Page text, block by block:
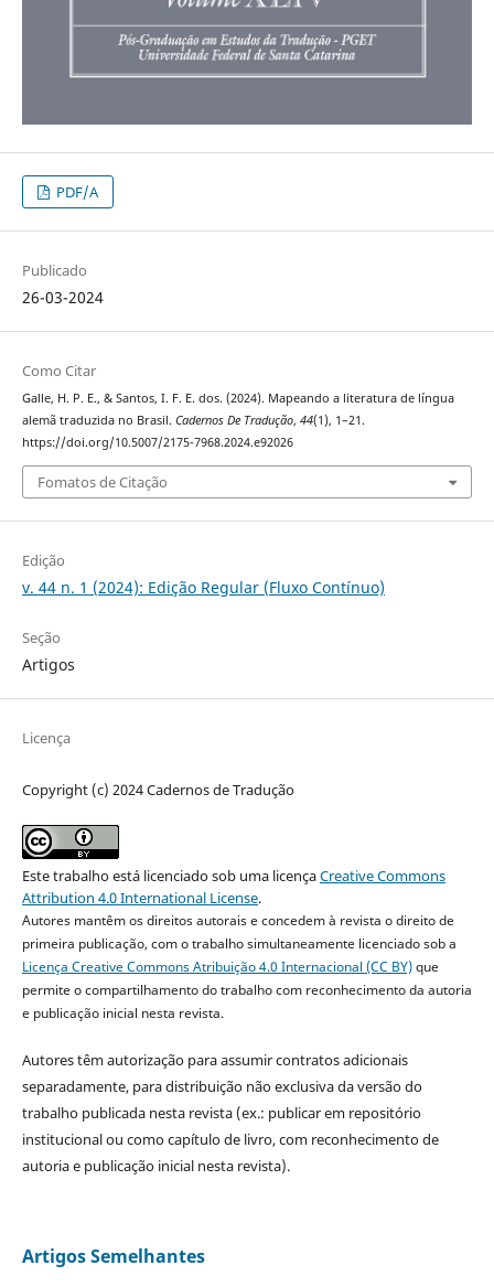
PDF/A
Publicado
26-03-2024
Como Citar
Galle, H. P. E., & Santos, I. F. E. dos. (2024). Mapeando a literatura de língua
alemã traduzida no Brasil. Cadernos De Tradução, 44(1), 1–21.
https://doi.org/10.5007/2175-7968.2024.e92026
Fomatos de Citação
Edição
v. 44 n. 1 (2024): Edição Regular (Fluxo Contínuo)
Seção
Artigos
Licença
Copyright (c) 2024 Cadernos de Tradução
Este trabalho está licenciado sob uma licençaCreative Commons
Attribution 4.0 International License.
Autores mantêm os direitos autorais e concedem à revista o direito de
primeira publicação, com o trabalho simultaneamente licenciado sob a
Licença Creative Commons Atribuição 4.0 Internacional (CC BY)que
permite o compartilhamento do trabalho com reconhecimento da autoria
e publicação inicial nesta revista.
Autores têm autorização para assumir contratos adicionais
separadamente, para distribuição não exclusiva da versão do
trabalho publicada nesta revista (ex.: publicar em repositório
institucional ou como capítulo de livro, com reconhecimento de
autoria e publicação inicial nesta revista).
Artigos Semelhantes